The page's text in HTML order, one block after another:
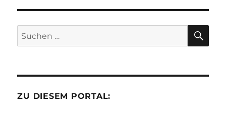
Suchen
nach:
ZU DIESEM PORTAL: